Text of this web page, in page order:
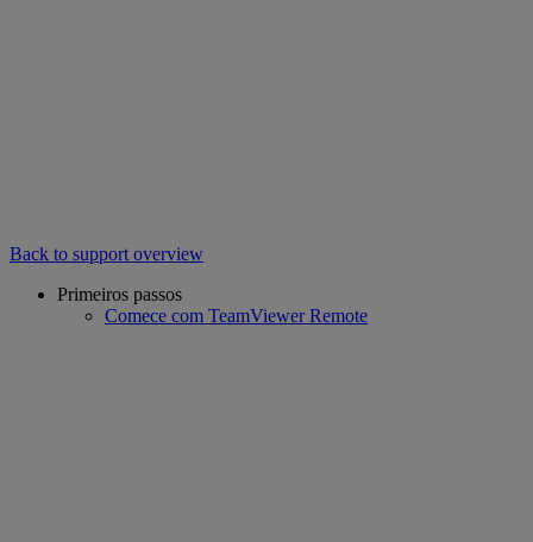
Back to support overview
Primeiros passos
Comece com TeamViewer Remote